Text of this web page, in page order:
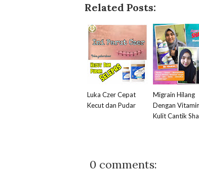
Related Posts:
Luka Czer Cepat
Kecut dan Pudar
Migrain Hilang
Dengan Vitamin
Kulit Cantik
0 comments: